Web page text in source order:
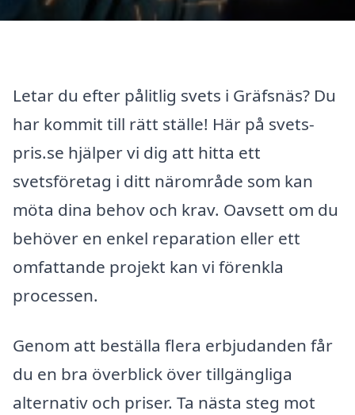
Letar du efter pålitlig svets i Gräfsnäs? Du
har kommit till rätt ställe! Här på svets-
pris.se hjälper vi dig att hitta ett
svetsföretag i ditt närområde som kan
möta dina behov och krav. Oavsett om du
behöver en enkel reparation eller ett
omfattande projekt kan vi förenkla
processen.
Genom att beställa flera erbjudanden får
du en bra överblick över tillgängliga
alternativ och priser. Ta nästa steg mot